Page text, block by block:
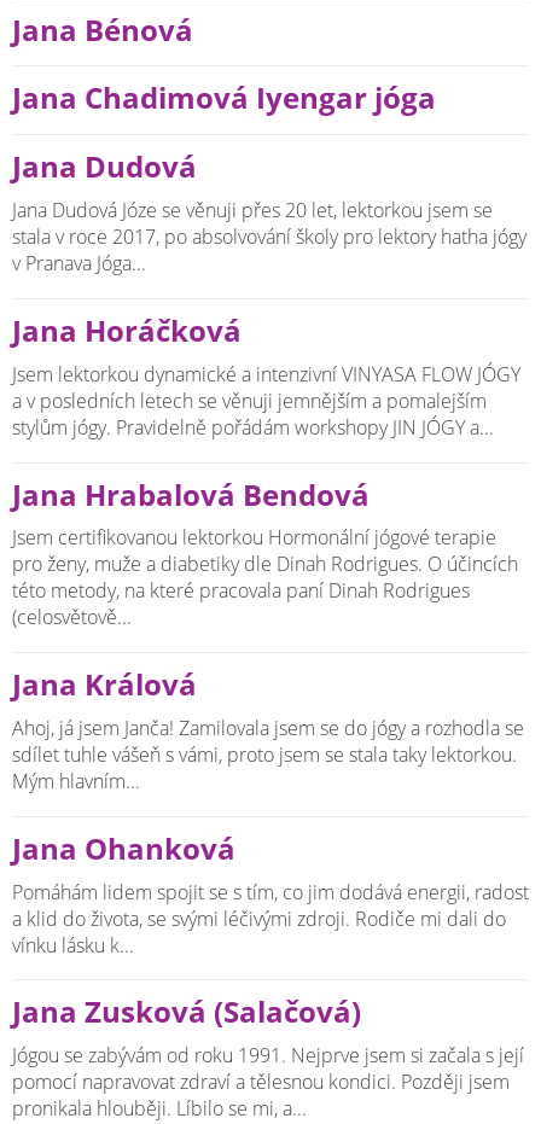
Jana Bénová
Jana Chadimová Iyengar jóga
Jana Dudová
Jana Dudová Józe se věnuji přes 20 let, lektorkou jsem se
stala v roce 2017, po absolvování školy pro lektory hatha jógy
v Pranava Jóga...
Jana Horáčková
Jsem lektorkou dynamické a intenzivní VINYASA FLOW JÓGY
a v posledních letech se věnuji jemnějším a pomalejším
stylům jógy. Pravidelně pořádám workshopy JIN JÓGY a...
Jana Hrabalová Bendová
Jsem certifikovanou lektorkou Hormonální jógové terapie
pro ženy, muže a diabetiky dle Dinah Rodrigues. O účincích
této metody, na které pracovala paní Dinah Rodrigues
(celosvětově...
Jana Králová
Ahoj, já jsem Janča! Zamilovala jsem se do jógy a rozhodla se
sdílet tuhle vášeň s vámi, proto jsem se stala taky lektorkou.
Mým hlavním...
Jana Ohanková
Pomáhám lidem spojit se s tím, co jim dodává energii, radost
a klid do života, se svými léčivými zdroji. Rodiče mi dali do
vínku lásku k...
Jana Zusková (Salačová)
Jógou se zabývám od roku 1991. Nejprve jsem si začala s její
pomocí napravovat zdraví a tělesnou kondici. Později jsem
pronikala hlouběji. Líbilo se mi, a...